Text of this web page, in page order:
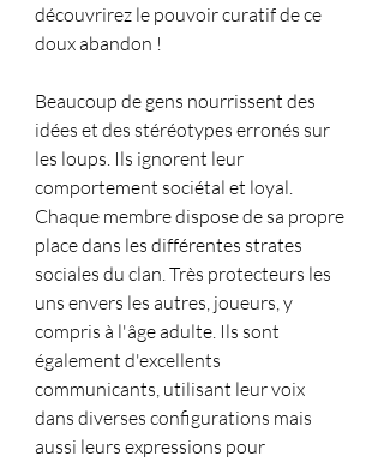
découvrirez le pouvoir curatif de ce
doux abandon !
Beaucoup de gens nourrissent des
idées et des stéréotypes erronés sur
les loups. Ils ignorent leur
comportement sociétal et loyal.
Chaque membre dispose de sa propre
place dans les différentes strates
sociales du clan. Très protecteurs les
uns envers les autres, joueurs, y
compris à l'âge adulte. Ils sont
également d'excellents
communicants, utilisant leur voix
dans diverses configurations mais
aussi leurs expressions pour